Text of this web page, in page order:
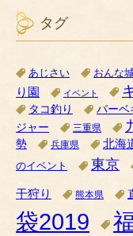
タグ
あじさい おんな
り園
イベント
タコ釣り バーベ
ジャー
三重県
勢
兵庫県 北海
のイベント
東京
干狩り 熊本県
袋2019